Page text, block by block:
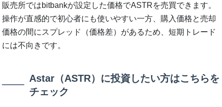
販売所ではbitbankが設定した価格でASTRを売買できます。
操作が直感的で初心者にも使いやすい一方、購入価格と売却
価格の間にスプレッド（価格差）があるため、短期トレード
には不向きです。
Astar（ASTR）に投資したい方はこちらを
チェック